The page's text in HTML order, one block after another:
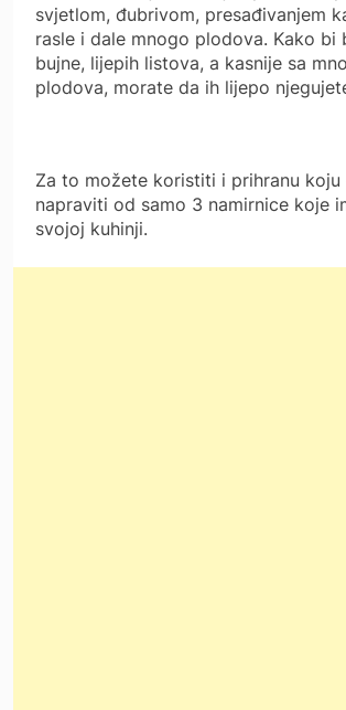
svjetlom, đubrivom, presađivanjem
rasle i dale mnogo plodova. Kako bi
bujne, lijepih listova, a kasnije sa
plodova, morate da ih lijepo
Za to možete koristiti i prihranu koju
napraviti od samo 3 namirnice koje
svojoj kuhinji.